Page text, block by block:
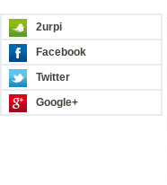
2urpi
Facebook
Twitter
Google+